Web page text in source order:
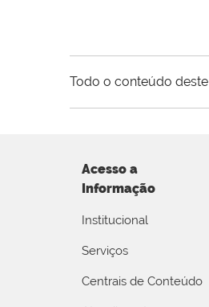
Todo o conteúdo
Acesso a
Informação
Institucional
Serviços
Centrais de Conteúdo